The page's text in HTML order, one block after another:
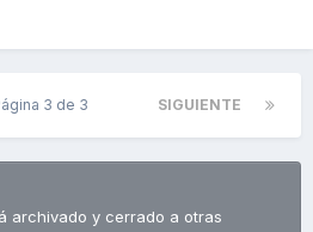
SIGUIENTE
3 de 3
archivado y cerrado a otras